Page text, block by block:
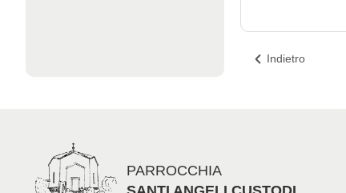
Indietro
PARROCCHIA